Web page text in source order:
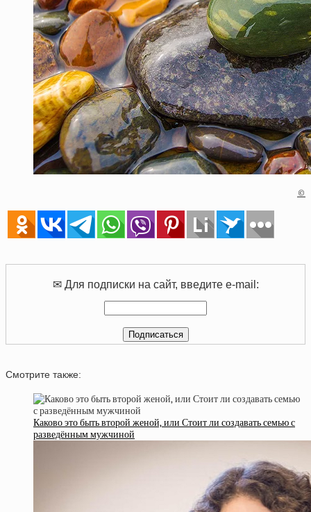
©
✉ Для подписки на сайт, введите e-mail:
Смотрите также:
Каково это быть второй женой, или Стоит ли создавать семью с
разведённым мужчиной